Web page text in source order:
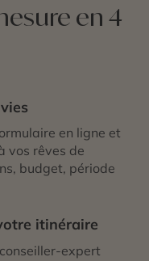
en 4
en ligne et
vos rêves de
budget, période
itinéraire
expert